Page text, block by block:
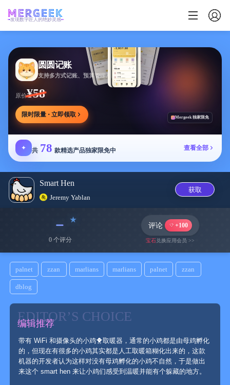
发现数字匠人的绝妙灵感
圆圆记账
支持多方式记账、预算管理及消费复盘，可本地保存
原价¥58
限时限量 · 立即领取 Mergeek 独家限免
✦ 共 78 款精选产品独家限免中 查看全部
Smart Hen
Jeremy Yablan
获取
﹣
0 个评分
评论 +100
宝石兑换应用会员 >>
palnet zzan marlians marlians palnet zzan
dblog
EDITOR’S CHOICE
编辑推荐
带有 WiFi 和摄像头的小鸡🐥取暖器，通常的小鸡都是由母鸡孵化
的，但现在有很多的小鸡其实都是人工取暖箱糊化出来的，这款
机器的开发者认为这样对没有母鸡孵化的小鸡不自然，于是做出
来这个 smart hen 来让小鸡们感受到温暖并能有个躲藏的地方。